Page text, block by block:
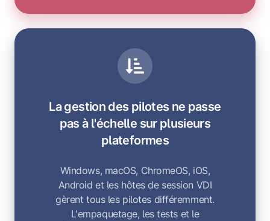
La gestion des pilotes ne passe
pas à l'échelle sur plusieurs
plateformes
Windows, macOS, ChromeOS, iOS,
Android et les hôtes de session VDI
gèrent tous les pilotes différemment.
L'empaquetage, les tests et le